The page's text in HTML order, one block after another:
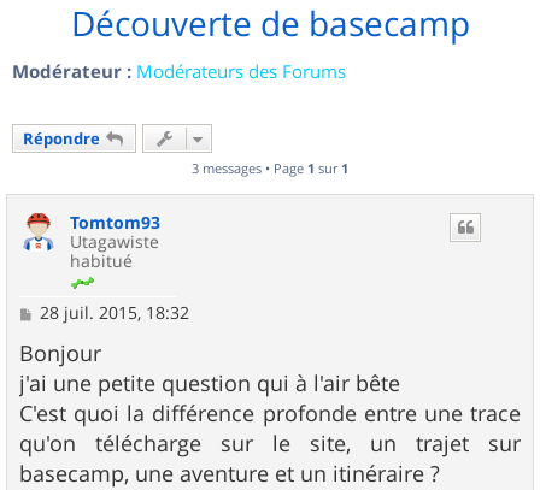
Découverte de basecamp
Modérateur : Modérateurs des Forums
Répondre
3 messages • Page 1 sur 1
Tomtom93
Utagawiste
habitué
M
s
s
a
g
e
28 juil. 2015, 18:32
Bonjour
j'ai une petite question qui à l'air bête
C'est quoi la différence profonde entre une trace
qu'on télécharge sur le site, un trajet sur
basecamp, une aventure et un itinéraire ?